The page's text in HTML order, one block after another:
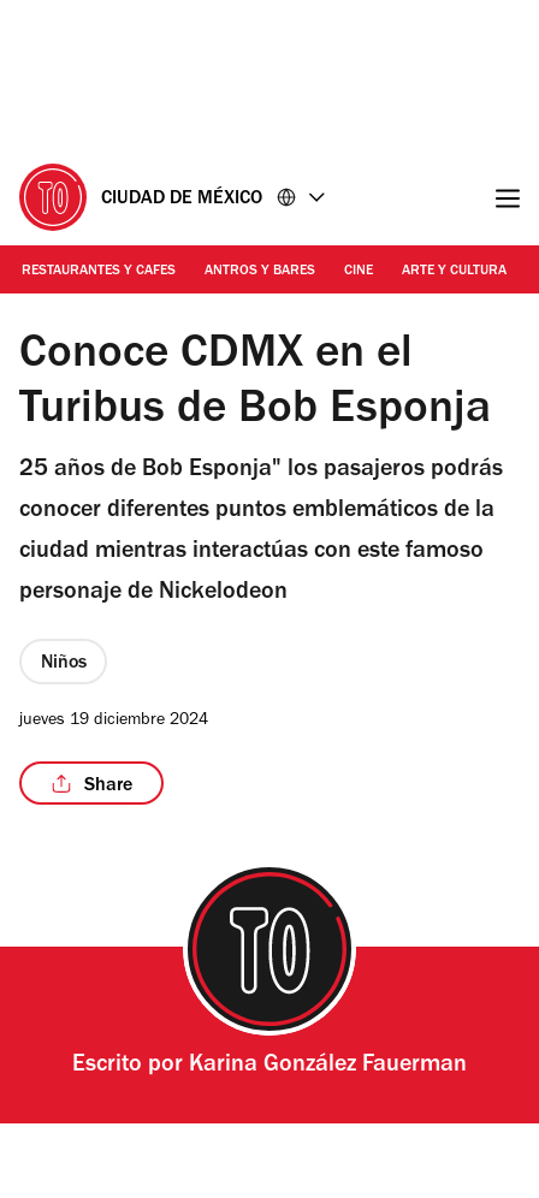
CIUDAD DE MÉXICO
RESTAURANTES Y CAFES ANTROS Y BARES CINE ARTE Y CULTURA
Foto: Karina González Fauerman
Conoce CDMX en el
Turibus de Bob Esponja
25 años de Bob Esponja" los pasajeros podrás
conocer diferentes puntos emblemáticos de la
ciudad mientras interactúas con este famoso
personaje de Nickelodeon
Niños
jueves 19 diciembre 2024
Share
Escrito por Karina González Fauerman